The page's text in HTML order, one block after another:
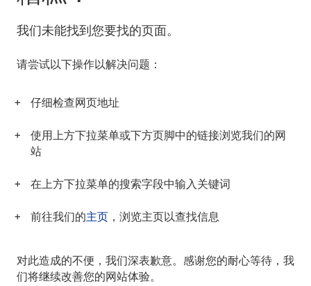
我们未能找到您要找的页面。
请尝试以下操作以解决问题：
仔细检查网页地址
使用上方下拉菜单或下方页脚中的链接浏览我们的网
站
在上方下拉菜单的搜索字段中输入关键词
前往我们的主页 ，浏览主页以查找信息
对此造成的不便，我们深表歉意。感谢您的耐心等待，我
们将继续改善您的网站体验。